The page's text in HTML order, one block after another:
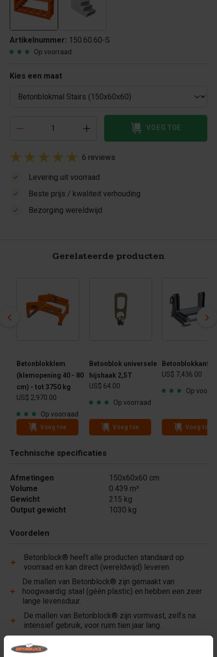
Artikelnummer: 150.60.60-S
Op voorraad
Kies een maat
VOEG TOE
6 reviews
Levering uit voorraad
Beste prijs / kwaliteit verhouding
Bezorging wereldwijd
Gerelateerde producten
Betonblokklem
(klemopening 40 - 80
cm) - tot 3750 kg
US$ 2,970.00
Op voorraad
Voeg toe
Betonblok universele
hijshaak 2,5T
US$ 64.00
Op voorraad
Voeg toe
US$ 7,436.00
Op
Voeg toe
Technische specificaties
Afmetingen
150x60x60 cm
Volume
0.439 m³
Gewicht
215 kg
Output gewicht
1030 kg
Voordelen
Betonblock® heeft alle producten standaard op
voorraad en kan direct (wereldwijd) leveren.
De mallen van Betonblock® zijn gemaakt van
hoogwaardig staal (géén plastic) en hebben een zeer
lange levensduur.
De mallen van Betonblock® zijn vormvast, zelfs na
intensief gebruik, voor ruim tien jaar lang.
partner en marktleider op het gebied van stalen